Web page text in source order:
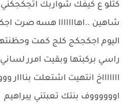
كتلو ع كيفك شواربك
شاهين ..اهااااااا هسه صرت
اليوم اجكجكج كلج كمت
راسي بركبتها وبقيت امرر
اااااااخ انتهيت اشتعلت بنااار
اووووووف بنتك تعبتني يبراهيم